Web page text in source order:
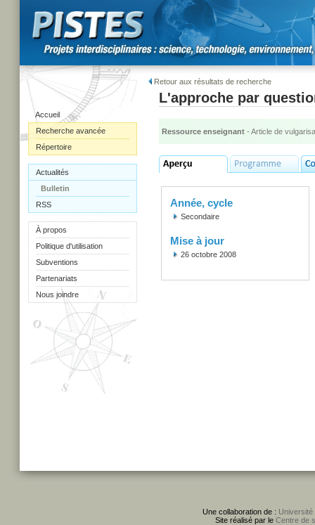
Accueil
Recherche avancée
Répertoire
Actualités
Bulletin
RSS
À propos
Politique d'utilisation
Subventions
Partenariats
Nous joindre
Retour aux résultats de recherche
L'approche par
Ressource enseignant - Article de
Année, cycle
Secondaire
Mise à jour
26 octobre 2008
Une collaboration de : Université
Site réalisé par le Centre de